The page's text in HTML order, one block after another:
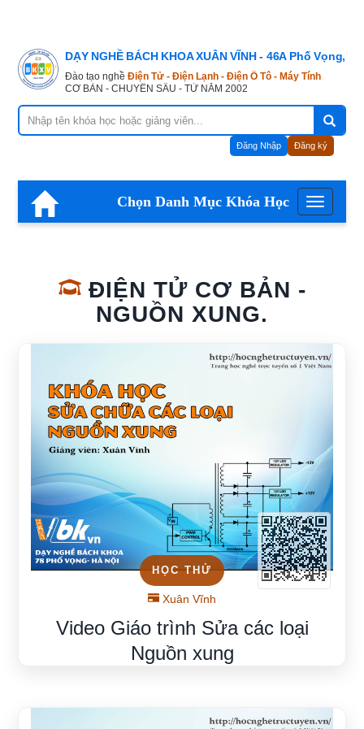
DẠY NGHỀ BÁCH KHOA XUÂN VĨNH - 46A Phố Vọng,
Đào tạo nghề Điện Tử - Điện Lạnh - Điện Ô Tô - Máy Tính
CƠ BẢN - CHUYÊN SÂU - TỪ NĂM 2002
Đăng Nhập Đăng ký
Menu
Chọn Danh Mục Khóa Học
ĐIỆN TỬ CƠ BẢN -
NGUỒN XUNG.
HỌC THỬ
Xuân Vĩnh
Video Giáo trình Sửa các loại
Nguồn xung